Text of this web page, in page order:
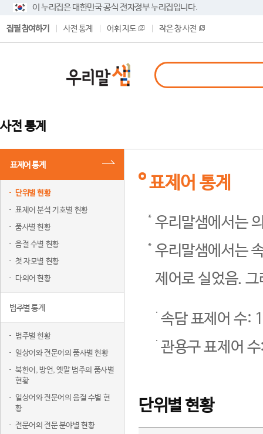
이 누리집은 대한민국 공식 전자정부 누리집입니다.
집필 참여하기 사전 통계 어휘 지도 작은 창 사전
사전 통계
표제어 통계
단위별 현황
표제어 분석 기호별 현황
품사별 현황
음절 수별 현황
첫 자모별 현황
다의어 현황
범주별 통계
범주별 현황
일상어와 전문어의 품사별 현황
북한어, 방언, 옛말 범주의 품사별
현황
일상어와 전문어의 음절 수별 현
황
전문어의 전문 분야별 현황
표제어 통계
우리말샘에서는
우리말샘에서는
제어로 실었음.
속담 표제어 수:
관용구 표제어
단위별 현황